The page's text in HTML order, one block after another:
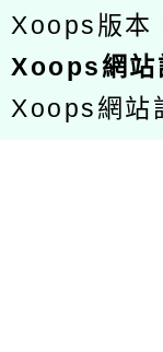
Xoops版本
Xoops網站
Xoops網站